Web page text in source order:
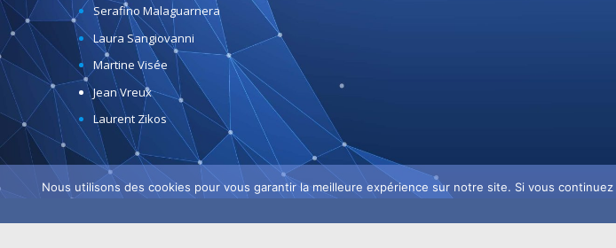
Serafino Malaguarnera
Laura Sangiovanni
Martine Visée
Jean Vreux
Laurent Zikos
Nous utilisons des cookies pour vous garantir la meilleure expérience sur notre site. Si vous